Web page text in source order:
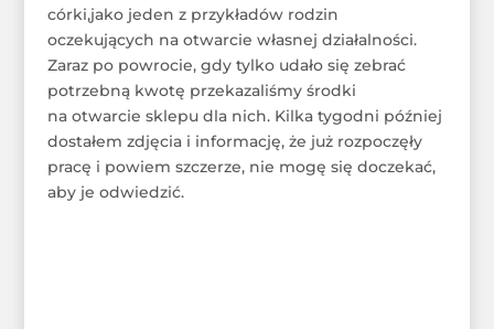
córki,jako jeden z przykładów rodzin
oczekujących na otwarcie własnej działalności.
Zaraz po powrocie, gdy tylko udało się zebrać
potrzebną kwotę przekazaliśmy środki
na otwarcie sklepu dla nich. Kilka tygodni później
dostałem zdjęcia i informację, że już rozpoczęły
pracę i powiem szczerze, nie mogę się doczekać,
aby je odwiedzić.